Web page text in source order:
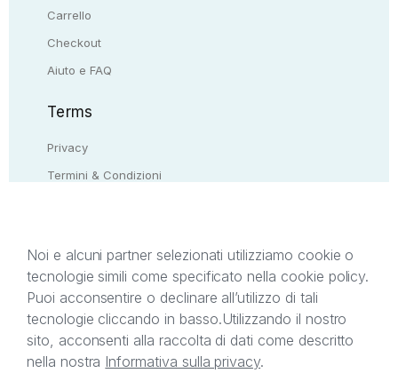
Carrello
Checkout
Aiuto e FAQ
Terms
Privacy
Termini & Condizioni
Il presente sito web è di proprietà di StreetLib S.r.l.
C.F. e P.IVA 05338720963. StreetLib S.r.l. è
titolare di tutti i diritti di proprietà intellettuale
afferenti ai marchi, loghi e segni distintivi presenti
sul sito web. Si invita l’utente a prendere visione
Noi e alcuni partner selezionati utilizziamo cookie o
tecnologie simili come specificato nella cookie policy.
Puoi acconsentire o declinare all’utilizzo di tali
tecnologie cliccando in basso.Utilizzando il nostro
sito, acconsenti alla raccolta di dati come descritto
nella nostra Informativa sulla privacy.